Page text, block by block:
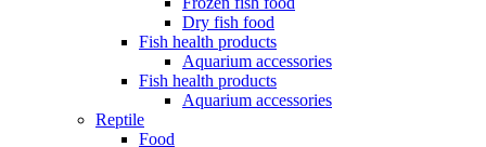
Dry fish food
Fish health products
Aquarium accessories
Fish health products
Aquarium accessories
Reptile
Food